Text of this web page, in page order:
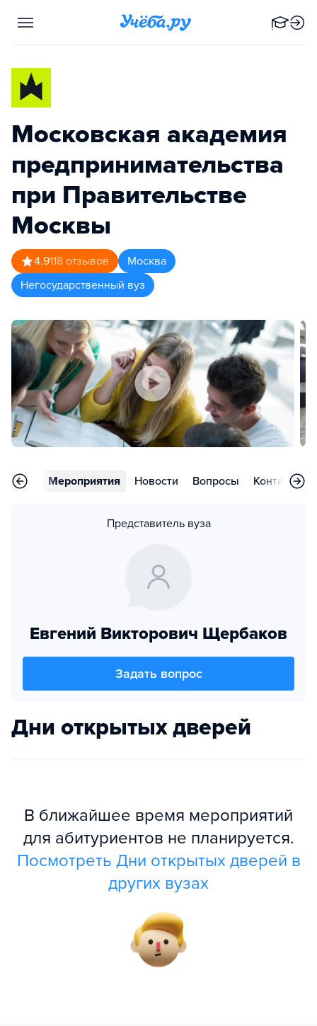
Московская академия
предпринимательства
при Правительстве
Москвы
4.9118 отзывов
Москва
Негосударственный вуз
Мероприятия Новости Вопросы Контакты
Представитель вуза
Евгений Викторович Щербаков
Задать вопрос
Дни открытых дверей
В ближайшее время мероприятий
для абитуриентов не планируется.
Посмотреть Дни открытых дверей в
других вузах